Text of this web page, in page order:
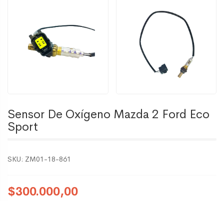
Sensor De Oxígeno Mazda 2 Ford Eco
Sport
SKU: ZM01-18-861
$300.000,00